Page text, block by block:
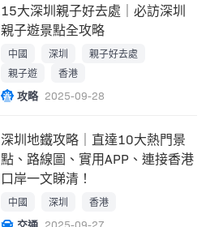
15大深圳親子好去處｜必訪深圳
親子遊景點全攻略
中國 深圳
親子好去處
親子遊
香港
攻略 2025-09-28
深圳地鐵攻略｜直達10大熱門景
點、路線圖、實用APP、連接香港
口岸一文睇清！
中國 深圳 香港
交通 2025-09-27